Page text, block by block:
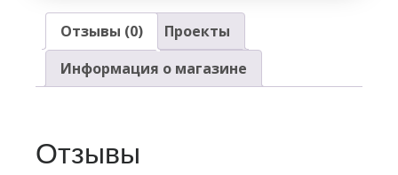
Отзывы (0)
Проекты
Информация о магазине
Отзывы